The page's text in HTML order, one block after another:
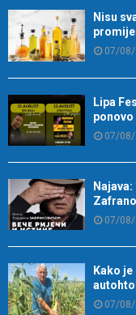
Nisu
07/
Lipa
07/
07/
Kako
07/